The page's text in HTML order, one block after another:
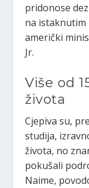
pridonose
na istaknutim
američki
Jr.
Više od
života
Cjepiva su,
studija,
života, no
pokušali
Naime,